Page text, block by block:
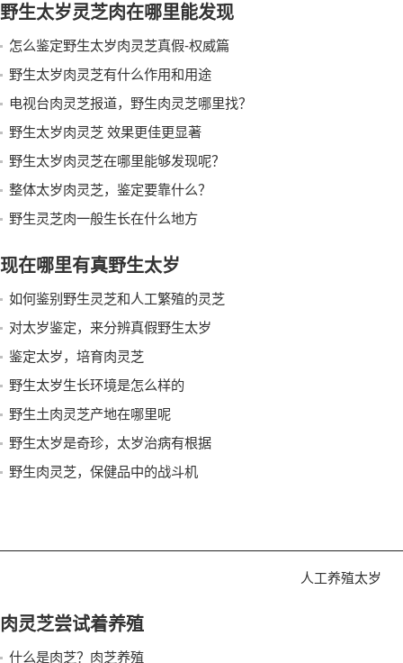
野生太岁灵芝肉在哪里能发现
怎么鉴定野生太岁肉灵芝真假-权威篇
野生太岁肉灵芝有什么作用和用途
电视台肉灵芝报道，野生肉灵芝哪里找？
野生太岁肉灵芝 效果更佳更显著
野生太岁肉灵芝在哪里能够发现呢？
整体太岁肉灵芝，鉴定要靠什么？
野生灵芝肉一般生长在什么地方
现在哪里有真野生太岁
如何鉴别野生灵芝和人工繁殖的灵芝
对太岁鉴定，来分辨真假野生太岁
鉴定太岁，培育肉灵芝
野生太岁生长环境是怎么样的
野生土肉灵芝产地在哪里呢
野生太岁是奇珍，太岁治病有根据
野生肉灵芝，保健品中的战斗机
人工养殖太岁
肉灵芝尝试着养殖
什么是肉芝？肉芝养殖